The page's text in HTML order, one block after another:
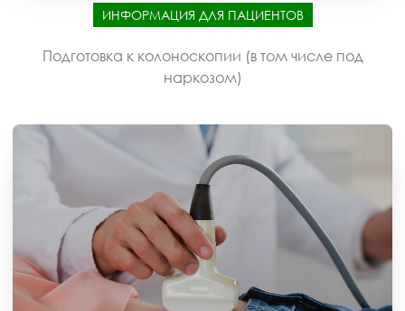
ИНФОРМАЦИЯ ДЛЯ ПАЦИЕНТОВ
Подготовка к колоноскопии (в том числе под
наркозом)